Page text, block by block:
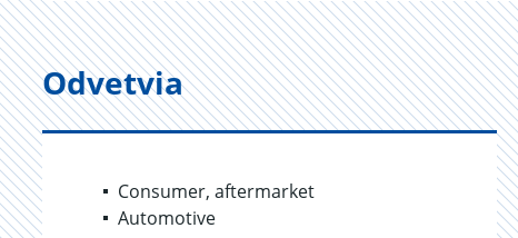
Odvetvia
Consumer, aftermarket
Automotive